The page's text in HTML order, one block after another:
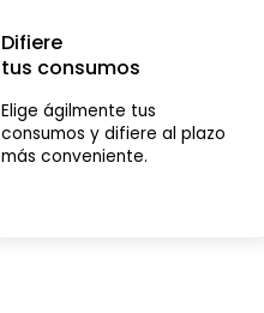
Difiere
tus consumos
Elige ágilmente tus
consumos y difiere al plazo
más conveniente.